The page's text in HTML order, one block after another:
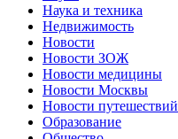
Наука и техника
Недвижимость
Новости
Новости ЗОЖ
Новости медицины
Новости Москвы
Новости путешествий
Образование